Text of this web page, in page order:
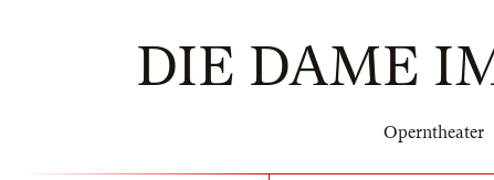
DIE DAME
Operntheater